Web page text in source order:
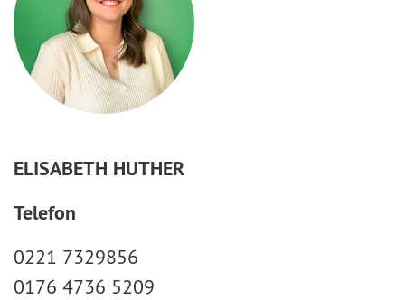
ELISABETH HUTHER
Telefon
0221 7329856
0176 4736 5209